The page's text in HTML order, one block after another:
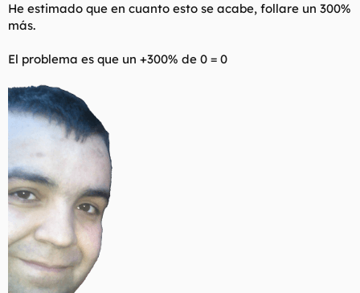
:
He estimado que en cuanto esto se acabe, follare un 300%
más.
El problema es que un +300% de 0 = 0